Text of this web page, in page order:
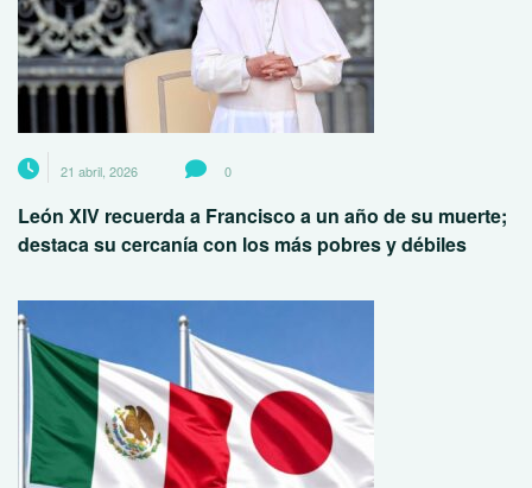
21 abril, 2026 0
León XIV recuerda a Francisco a un año de su muerte;
destaca su cercanía con los más pobres y débiles